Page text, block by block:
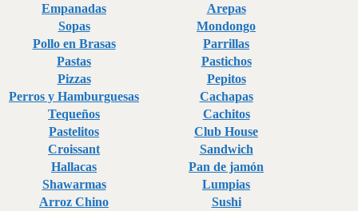
Empanadas
Arepas
Sopas
Mondongo
Pollo en Brasas
Parrillas
Pastas
Pastichos
Pizzas
Pepitos
Perros y Hamburguesas
Cachapas
Tequeños
Cachitos
Pastelitos
Club House
Croissant
Sandwich
Hallacas
Pan de jamón
Shawarmas
Lumpias
Arroz Chino
Sushi